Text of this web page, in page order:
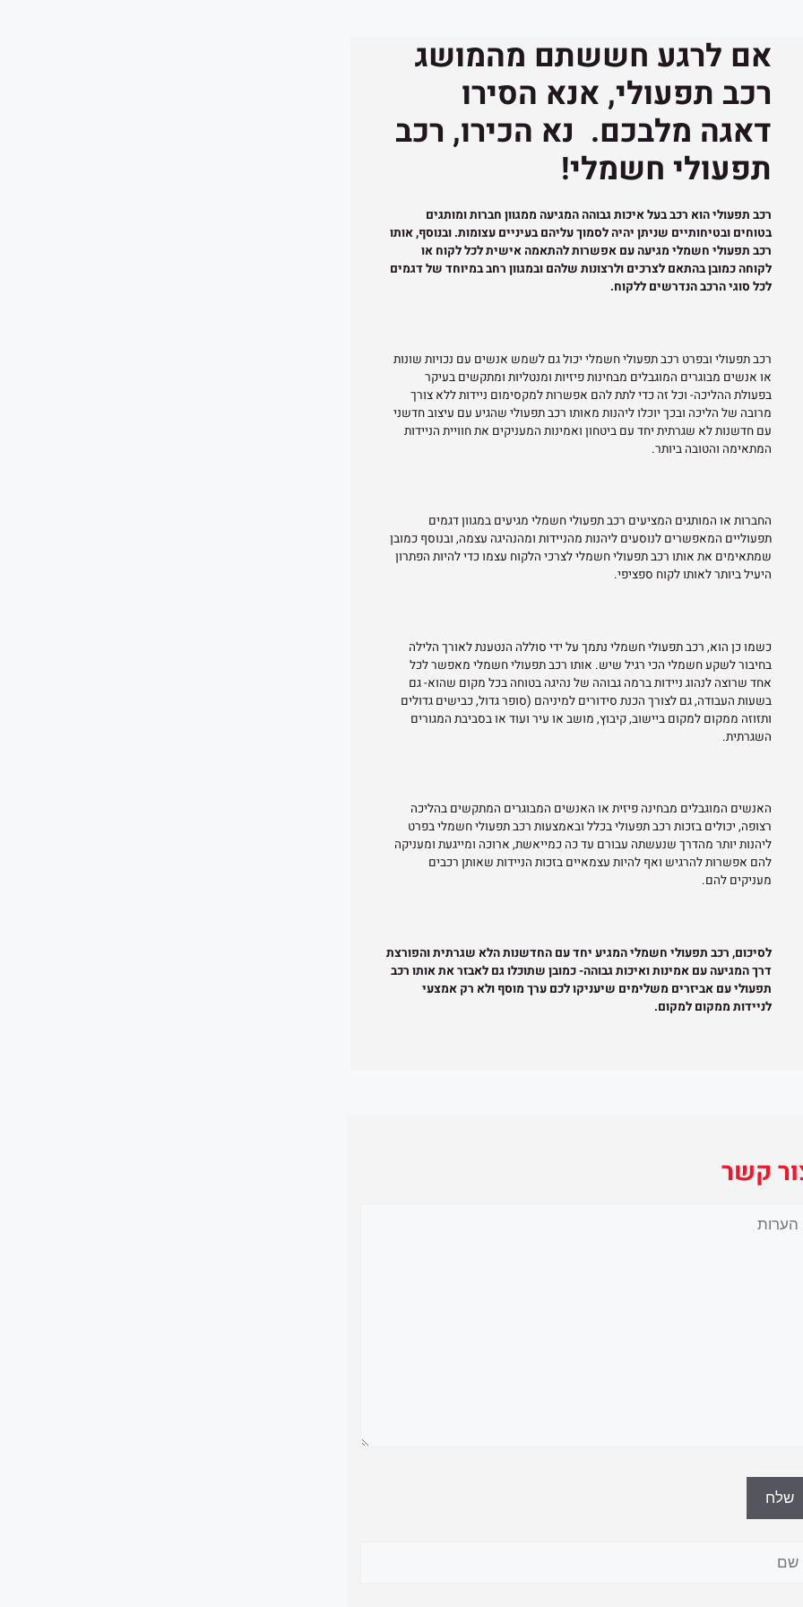
אם לרגע חששתם מהמושג
רכב תפעולי, אנא הסירו
דאגה מלבכם. נא הכירו, רכב
תפעולי חשמלי!
רכב תפעולי הוא רכב בעל איכות גבוהה המגיעה ממגוון חברות ומותגים
בטוחים ובטיחותיים שניתן יהיה לסמוך עליהם בעיניים עצומות. ובנוסף, אותו
רכב תפעולי חשמלי מגיעה עם אפשרות להתאמה אישית לכל לקוח או
לקוחה כמובן בהתאם לצרכים ולרצונות שלהם ובמגוון רחב במיוחד של דגמים
לכל סוגי הרכב הנדרשים ללקוח.
רכב תפעולי ובפרט רכב תפעולי חשמלי יכול גם לשמש אנשים עם נכויות שונות
או אנשים מבוגרים המוגבלים מבחינות פיזיות ומנטליות ומתקשים בעיקר
בפעולת ההליכה- וכל זה כדי לתת להם אפשרות למקסימום ניידות ללא צורך
מרובה של הליכה ובכך יוכלו ליהנות מאותו רכב תפעולי שהגיע עם עיצוב חדשני
עם חדשנות לא שגרתית יחד עם ביטחון ואמינות המעניקים את חוויית הניידות
המתאימה והטובה ביותר.
החברות או המותגים המציעים רכב תפעולי חשמלי מגיעים במגוון דגמים
תפעוליים המאפשרים לנוסעים ליהנות מהניידות ומהנהיגה עצמה, ובנוסף כמובן
שמתאימים את אותו רכב תפעולי חשמלי לצרכי הלקוח עצמו כדי להיות הפתרון
היעיל ביותר לאותו לקוח ספציפי.
כשמו כן הוא, רכב תפעולי חשמלי נתמך על ידי סוללה הנטענת לאורך הלילה
בחיבור לשקע חשמלי הכי רגיל שיש. אותו רכב תפעולי חשמלי מאפשר לכל
אחד שרוצה לנהוג ניידות ברמה גבוהה של נהיגה בטוחה בכל מקום שהוא- גם
בשעות העבודה, גם לצורך הכנת סידורים למיניהם (סופר גדול, כבישים גדולים
ותזוזה ממקום למקום ביישוב, קיבוץ, מושב או עיר ועוד או בסביבת המגורים
השגרתית.
האנשים המוגבלים מבחינה פיזית או האנשים המבוגרים המתקשים בהליכה
רצופה, יכולים בזכות רכב תפעולי בכלל ובאמצעות רכב תפעולי חשמלי בפרט
ליהנות יותר מהדרך שנעשתה עבורם עד כה כמייאשת, ארוכה ומייגעת ומעניקה
להם אפשרות להרגיש ואף להיות עצמאיים בזכות הניידות שאותן רכבים
מעניקים להם.
לסיכום, רכב תפעולי חשמלי המגיע יחד עם החדשנות הלא שגרתית והפורצת
דרך המגיעה עם אמינות ואיכות גבוהה- כמובן שתוכלו גם לאבזר את אותו רכב
תפעולי עם אביזרים משלימים שיעניקו לכם ערך מוסף ולא רק אמצעי
לניידות ממקום למקום.
קשר